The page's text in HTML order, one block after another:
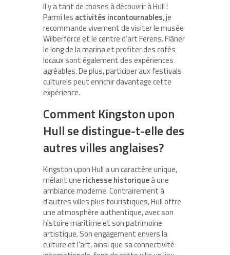
Il y a tant de choses à découvrir à Hull !
Parmi les activités incontournables, je
recommande vivement de visiter le musée
Wilberforce et le centre d’art Ferens. Flâner
le long de la marina et profiter des cafés
locaux sont également des expériences
agréables. De plus, participer aux festivals
culturels peut enrichir davantage cette
expérience.
Comment Kingston upon
Hull se distingue-t-elle des
autres villes anglaises?
Kingston upon Hull a un caractère unique,
mêlant une richesse historiqueà une
ambiance moderne. Contrairement à
d’autres villes plus touristiques, Hull offre
une atmosphère authentique, avec son
histoire maritime et son patrimoine
artistique. Son engagement envers la
culture et l’art, ainsi que sa connectivité